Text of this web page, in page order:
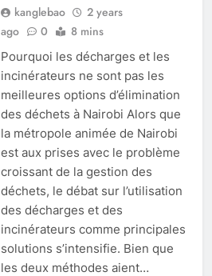
kanglebao
2 years
ago
0 8 mins
Pourquoi les décharges et les
incinérateurs ne sont pas les
meilleures options d’élimination
des déchets à Nairobi Alors que
la métropole animée de Nairobi
est aux prises avec le problème
croissant de la gestion des
déchets, le débat sur l’utilisation
des décharges et des
incinérateurs comme principales
solutions s’intensifie. Bien que
les deux méthodes aient…